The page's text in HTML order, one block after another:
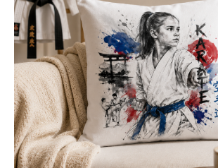
Photo
transformée
en
illustration